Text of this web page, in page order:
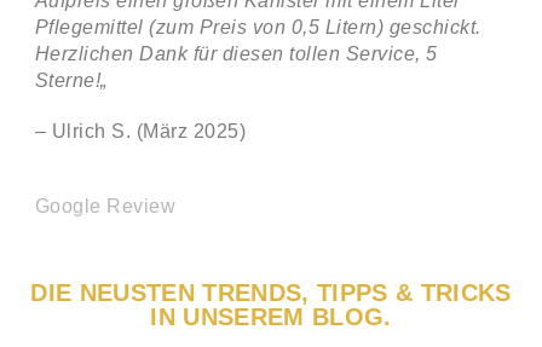
Pflegemittel (zum Preis von 0,5 Litern) geschickt.
Herzlichen Dank für diesen tollen Service, 5
Sterne!„
– Ulrich S. (März 2025)
Google Review
DIE NEUSTEN TRENDS, TIPPS & TRICKS
IN UNSEREM BLOG.